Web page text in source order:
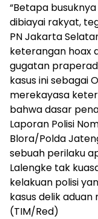
“Betapa
dibiayai rakyat,
PN Jakarta
keterangan hoax
gugatan
kasus ini sebagai
merekayasa
bahwa dasar
Laporan Polisi
Blora/Polda
sebuah perilaku
Lalengke tak
kelakuan polisi
kasus delik
(TIM/Red)